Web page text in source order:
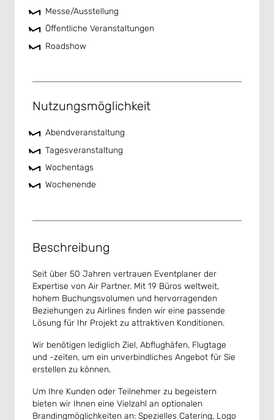
Messe/Ausstellung
Öffentliche Veranstaltungen
Roadshow
Nutzungsmöglichkeit
Abendveranstaltung
Tagesveranstaltung
Wochentags
Wochenende
Beschreibung
Seit über 50 Jahren vertrauen Eventplaner der
Expertise von Air Partner. Mit 19 Büros weltweit,
hohem Buchungsvolumen und hervorragenden
Beziehungen zu Airlines finden wir eine passende
Lösung für Ihr Projekt zu attraktiven Konditionen.
Wir benötigen lediglich Ziel, Abflughäfen, Flugtage
und -zeiten, um ein unverbindliches Angebot für Sie
erstellen zu können.
Um Ihre Kunden oder Teilnehmer zu begeistern
bieten wir Ihnen eine Vielzahl an optionalen
Brandingmöglichkeiten an: Spezielles Catering, Logo